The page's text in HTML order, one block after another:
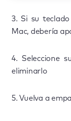
3. Si su
Mac, debería
4. Seleccione
eliminarlo
5. Vuelva a